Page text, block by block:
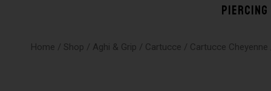
PIERCING
Home / Shop / Aghi & Grip / Cartucce / Cartucce Cheyenne